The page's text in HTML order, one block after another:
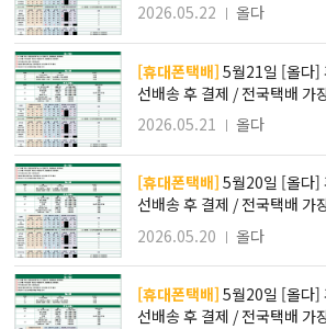
2026.05.22
올다
[휴대폰택배] 5월21일 [올다] 휴대폰성지 1차 시세표 /
선배송 후 결제 / 전국택배 가
2026.05.21
올다
[휴대폰택배] 5월20일 [올다] 휴대폰성지 2차 시세표 /
선배송 후 결제 / 전국택배 가
2026.05.20
올다
[휴대폰택배] 5월20일 [올다] 휴대폰성지 1차 시세표 /
선배송 후 결제 / 전국택배 가